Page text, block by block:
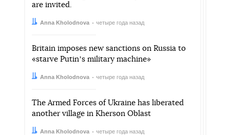
are invited.
Автор:Anna Kholodnova
Дата: четыре года назад
Britain imposes new sanctions on Russia to
«starve Putinʼs military machine»
Автор:Anna Kholodnova
Дата: четыре года назад
The Armed Forces of Ukraine has liberated
another village in Kherson Oblast
Автор:Anna Kholodnova
Дата: четыре года назад